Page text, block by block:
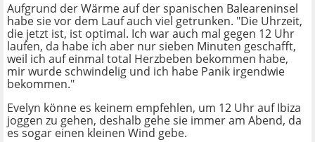
Aufgrund der Wärme auf der spanischen Baleareninsel
habe sie vor dem Lauf auch viel getrunken. "Die Uhrzeit,
die jetzt ist, ist optimal. Ich war auch mal gegen 12 Uhr
laufen, da habe ich aber nur sieben Minuten geschafft,
weil ich auf einmal total Herzbeben bekommen habe,
mir wurde schwindelig und ich habe Panik irgendwie
bekommen."
Evelyn könne es keinem empfehlen, um 12 Uhr auf Ibiza
joggen zu gehen, deshalb gehe sie immer am Abend, da
es sogar einen kleinen Wind gebe.